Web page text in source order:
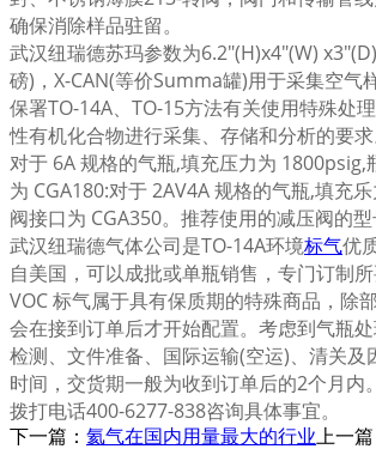
确保消除样品驻留。
武汉纽瑞德苏玛参数为6.2"(H)x4"(W)
磅)，X-CAN(等价Summa罐)用于采集空气
保署TO-14A、TO-15方法有关使用特殊处
性有机化合物进行采集、存储和分析的要求
对于 6A 规格的气瓶,填充压力为 1800psig,
为 CGA180:对于 2AV4A 规格的气瓶,填充
阀接口为 CGA350。推荐使用的减压阀的型
武汉纽瑞德气体公司是TO-14A环境标气优
自美国，可以成批或单瓶销售，专门订制所
VOC 标气属于具有保质期的特殊商品，除
会在接到订单后才开始配置。考虑到气瓶处
检测、文件准备、国际运输(空运)、清关及
时间，交货期一般为收到订单后的2个月内
拨打电话400-6277-838咨询具体事宜。
下一篇： 氦气在国内用量最大的行业 上一篇